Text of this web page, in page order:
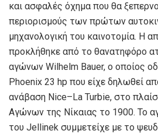
και ασφαλές όχημα που θα
περιορισμούς των πρώτων
μηχανολογική του καινοτομία. Η
προκλήθηκε από το θανατηφόρο
αγώνων Wilhelm Bauer, ο οποίος
Phoenix 23 hp που είχε δηλωθεί
ανάβαση Nice–La Turbie, στο
Αγώνων της Νίκαιας το 1900. Το
του Jellinek συμμετείχε με το